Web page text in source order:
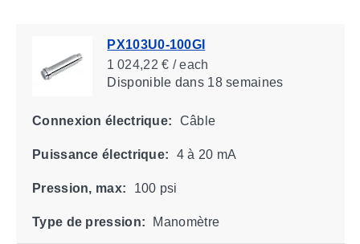
PX103U0-100GI
1 024,22 € / each
Disponibledans 18 semaines
Connexion électrique: Câble
Puissance électrique: 4 à 20 mA
Pression, max: 100 psi
Type de pression: Manomètre